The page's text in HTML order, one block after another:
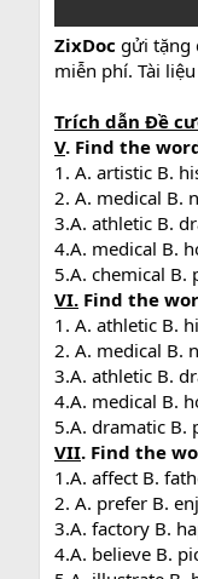
ZixDoc gửi tặng
miễn phí. Tài
Trích dẫn Đề
V. Find the
1. A. artistic B.
2. A. medical B.
3.A. athletic B.
4.A. medical B.
5.A. chemical B.
VI. Find the
1. A. athletic B.
2. A. medical B.
3.A. athletic B.
4.A. medical B.
5.A. dramatic B.
VII. Find the
1.A. affect B.
2. A. prefer B.
3.A. factory B.
4.A. believe B.